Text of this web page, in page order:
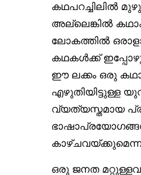
കഥപറച്ചിലിൽ
അല്ലെങ്കിൽ
ലോകത്തിൽ
കഥകൾക്ക്
ഈ ലക്കം ഒരു
എഴുതിയിട്ടുള്ള
വ്യത്യസ്തമായ
ഒരു ജനത